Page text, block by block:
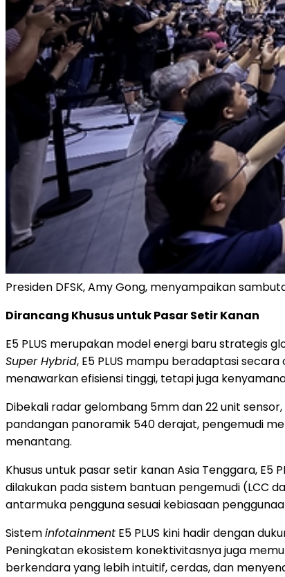
Presiden DFSK, Amy Gong, menyampaikan
Dirancang Khusus untuk Pasar Setir Kanan
E5 PLUS merupakan model energi baru strategis
Super Hybrid, E5 PLUS mampu beradaptasi
menawarkan efisiensi tinggi, tetapi juga
Dibekali radar gelombang 5mm dan 22 unit
pandangan panoramik 540 derajat, pengemudi
menantang.
Khusus untuk pasar setir kanan Asia Tenggara,
dilakukan pada sistem bantuan pengemudi (LCC
antarmuka pengguna sesuai kebiasaan
Sisteminfotainment E5 PLUS kini hadir dengan
Peningkatan ekosistem konektivitasnya juga
berkendara yang lebih intuitif, cerdas, dan